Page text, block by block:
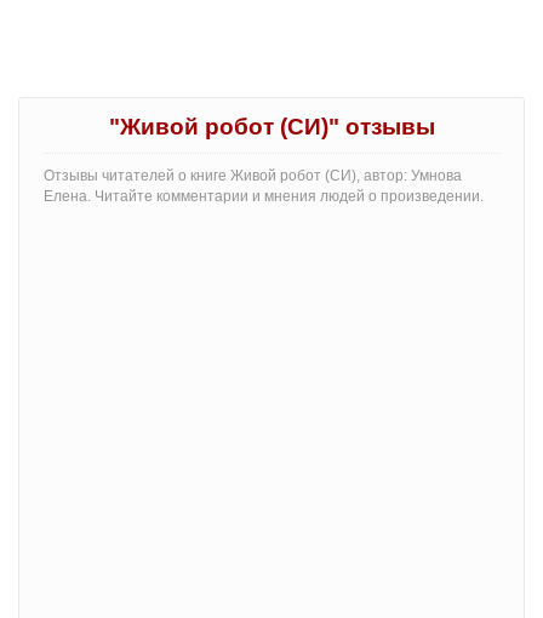
"Живой робот (СИ)" отзывы
Отзывы читателей о книге Живой робот (СИ), автор: Умнова
Елена. Читайте комментарии и мнения людей о произведении.